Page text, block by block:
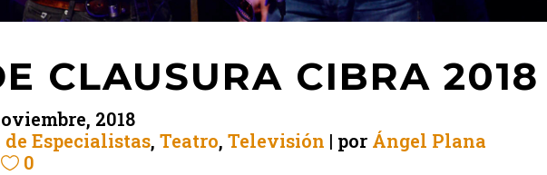
CLAUSURA CIBRA 2018
2018
de Especialistas, Teatro, Televisión por Ángel Plana
0